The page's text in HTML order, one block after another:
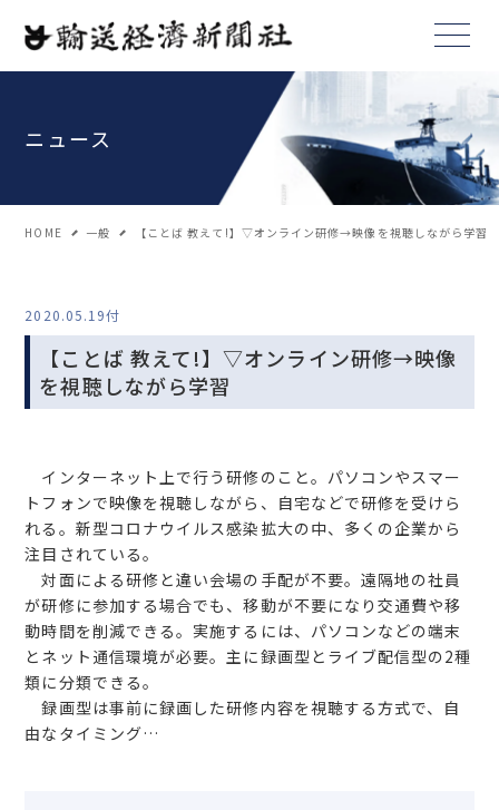
ニュース
HOME 一般 【ことば 教えて!】▽オンライン研修→映像を視聴しながら学習
2020.05.19付
【ことば 教えて!】▽オンライン研修→映像
を視聴しながら学習
インターネット上で行う研修のこと。パソコンやスマー
トフォンで映像を視聴しながら、自宅などで研修を受けら
れる。新型コロナウイルス感染拡大の中、多くの企業から
注目されている。
対面による研修と違い会場の手配が不要。遠隔地の社員
が研修に参加する場合でも、移動が不要になり交通費や移
動時間を削減できる。実施するには、パソコンなどの端末
とネット通信環境が必要。主に録画型とライブ配信型の2種
類に分類できる。
録画型は事前に録画した研修内容を視聴する方式で、自
由なタイミング…